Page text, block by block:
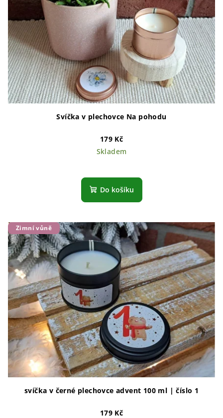
Svíčka v plechovce Na pohodu
179 Kč
Skladem
Do košíku
Zimní vůně
svíčka v černé plechovce advent 100 ml | číslo 1
179 Kč